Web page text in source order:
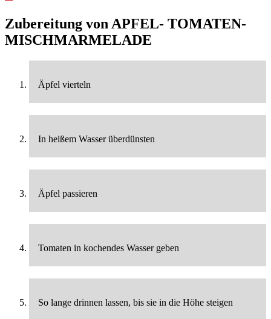
Zubereitung vonAPFEL- TOMATEN-
MISCHMARMELADE
Äpfel vierteln
In heißem Wasser überdünsten
Äpfel passieren
Tomaten in kochendes Wasser geben
So lange drinnen lassen, bis sie in die Höhe steigen